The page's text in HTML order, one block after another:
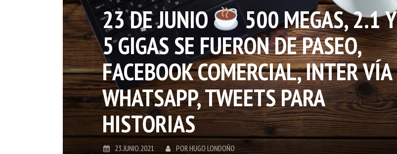
23 DE JUNIO
500 MEGAS, 2.1 Y
5 GIGAS SE FUERON DE PASEO,
FACEBOOK COMERCIAL, INTER VÍA
WHATSAPP, TWEETS PARA
HISTORIAS
23.JUNIO.2021 PORHUGO LONDOÑO